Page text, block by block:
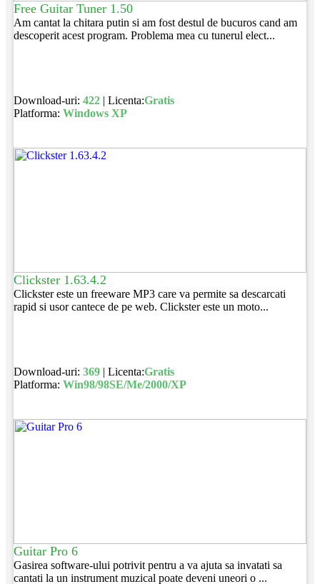
Free Guitar Tuner 1.50
Am cantat la chitara putin si am fost destul de bucuros cand am
descoperit acest program. Problema mea cu tunerul elect...
Download-uri: 422| Licenta:Gratis
Platforma: Windows XP
Clickster 1.63.4.2
Clickster este un freeware MP3 care va permite sa descarcati
rapid si usor cantece de pe web. Clickster este un moto...
Download-uri: 369| Licenta:Gratis
Platforma: Win98/98SE/Me/2000/XP
Guitar Pro 6
Gasirea software-ului potrivit pentru a va ajuta sa invatati sa
cantati la un instrument muzical poate deveni uneori o ...